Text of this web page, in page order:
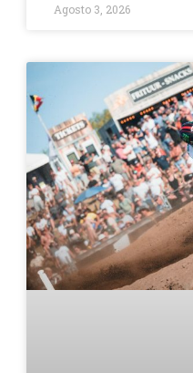
Agosto 3, 2026